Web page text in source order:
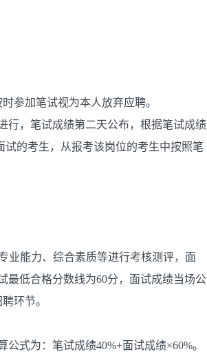
参加笔试视为本人放弃应聘。
行，笔试成绩第二天公布，根据笔试成绩
的考生，从报考该岗位的考生中按照笔
业能力、综合素质等进行考核测评，面
最低合格分数线为60分，面试成绩当场公
环节。
式为：笔试成绩40%+面试成绩×60%。